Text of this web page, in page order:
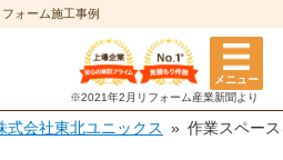
ォーム施工事例
メニュー
※2021年2月リフォーム産業新聞より
式会社東北ユニックス 作業スペー